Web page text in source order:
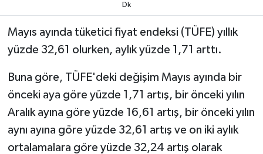
Dk
Mayıs ayında tüketici fiyat endeksi (TÜFE) yıllık
yüzde 32,61 olurken, aylık yüzde 1,71 arttı.
Buna göre, TÜFE'deki değişim Mayıs ayında bir
önceki aya göre yüzde 1,71 artış, bir önceki yılın
Aralık ayına göre yüzde 16,61 artış, bir önceki yılın
aynı ayına göre yüzde 32,61 artış ve on iki aylık
ortalamalara göre yüzde 32,24 artış olarak
Sinemalar
Siyaset
Spor
Teknoloji
Türkiye